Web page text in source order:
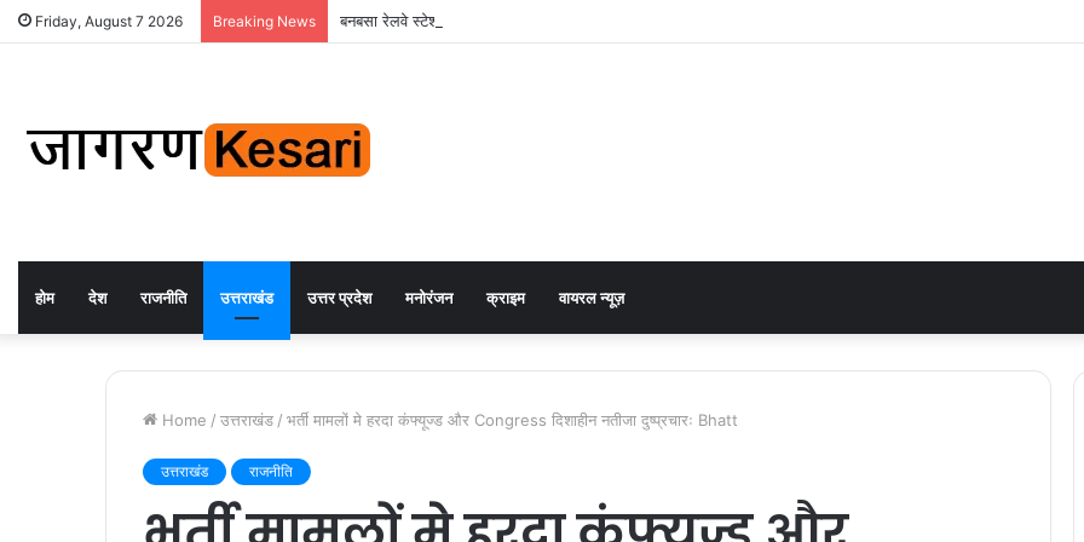
Friday, August 7 2026 Breaking News बनबसा रेलवे स्टेशन पर अब रुकेगी अछनेरा-टनकपुर एक्सप्रेस, रेल मंत्री ने दी स्वीकृति
होम देश राजनीति उत्तराखंड उत्तर प्रदेश मनोरंजन क्राइम वायरल न्यूज़
Home / उत्तराखंड / भर्ती मामलों मे हरदा कंफ्यूज्ड और Congress दिशाहीन नतीजा दुष्प्रचारः Bhatt
उत्तराखंड राजनीति